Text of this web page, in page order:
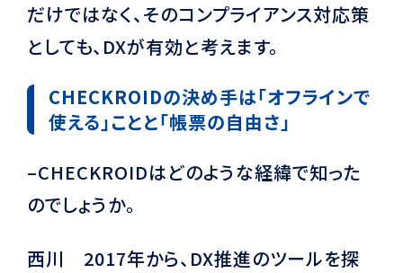
だけではなく、そのコンプライアンス対応策
としても、DXが有効と考えます。
CHECKROIDの決め手は「オフラインで
使える」ことと「帳票の自由さ」
–CHECKROIDはどのような経緯で知った
のでしょうか。
西川 2017年から、DX推進のツールを探